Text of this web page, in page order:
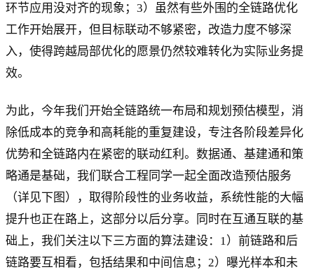
环节应用没对齐的现象；3）虽然有些外围的全链路优化
工作开始展开，但目标联动不够紧密，改造力度不够深
入，使得跨越局部优化的愿景仍然较难转化为实际业务提
效。
为此，今年我们开始全链路统一布局和规划预估模型，消
除低成本的竞争和高耗能的重复建设，专注各阶段差异化
优势和全链路内在紧密的联动红利。数据通、基建通和策
略通是基础，我们联合工程同学一起全面改造预估服务
（详见下图），取得阶段性的业务收益，系统性能的大幅
提升也正在路上，这部分以后分享。同时在互通互联的基
础上，我们关注以下三方面的算法建设：1）前链路和后
链路要互相看，包括结果和中间信息；2）曝光样本和未